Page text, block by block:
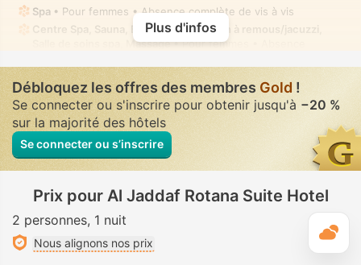
Spa • Pour femmes • Absence complète de vis à vis
Centre Spa, Sauna, Bain de vapeur, Bain à remous/jacuzzi,
Salle de soins spa, Massage• Pour femmes • Absence
Douchette bidet manuel
• Dans toutes chambres
Plus d'infos
Débloquez les offres des membres Gold !
Se connecter ou s'inscrire pour obtenir jusqu'à −20 %
sur la majorité des hôtels
Se connecter ou s’inscrire
Prix pour Al Jaddaf Rotana Suite Hotel
2 personnes 1 nuit
Nous alignons nos prix